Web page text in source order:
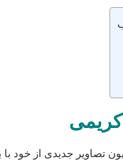
تصاویر جدیدی از خود